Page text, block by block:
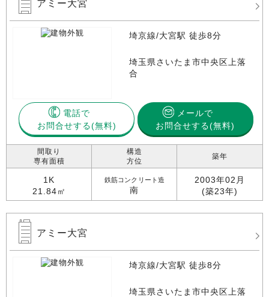
アミー大宮
埼京線/大宮駅 徒歩8分
埼玉県さいたま市中央区上落
合
電話で
お問合せする
メールで
お問合せする(無料)
間取り
専有面積
1K
21.84㎡
構造
方位
鉄筋コンクリート造
南
築年
2003年02月
(築23年)
アミー大宮
埼京線/大宮駅 徒歩8分
埼玉県さいたま市中央区上落